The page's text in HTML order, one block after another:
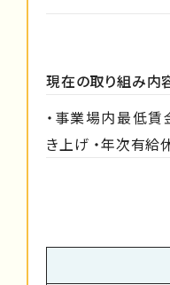
現在の取り組み内
・事業場内最低
き上げ ・年次有